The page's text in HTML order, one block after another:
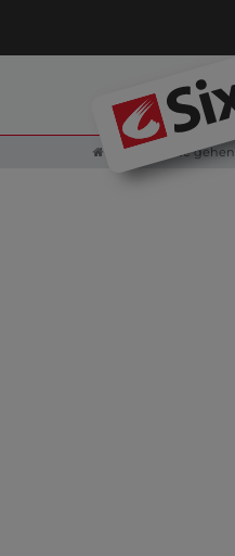
Zur Startseite gehen